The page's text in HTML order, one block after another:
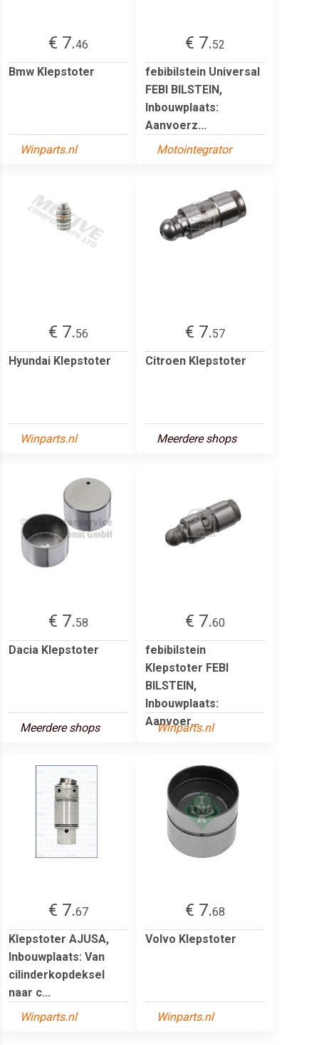
€ 7.46
Bmw Klepstoter
Winparts.nl
€ 7.52
febibilstein Universal
FEBI BILSTEIN,
Inbouwplaats:
Aanvoerz...
Motointegrator
€ 7.56
Hyundai Klepstoter
Winparts.nl
€ 7.57
Citroen Klepstoter
Meerdere shops
€ 7.58
Dacia Klepstoter
Meerdere shops
€ 7.60
febibilstein
Klepstoter FEBI
BILSTEIN,
Inbouwplaats:
Aanvoer...
Winparts.nl
€ 7.67
Klepstoter AJUSA,
Inbouwplaats: Van
cilinderkopdeksel
naar c...
Winparts.nl
€ 7.68
Volvo Klepstoter
Winparts.nl